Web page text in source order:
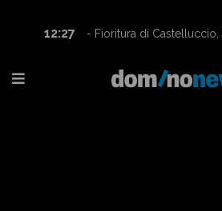
12:27
- Fioritura di